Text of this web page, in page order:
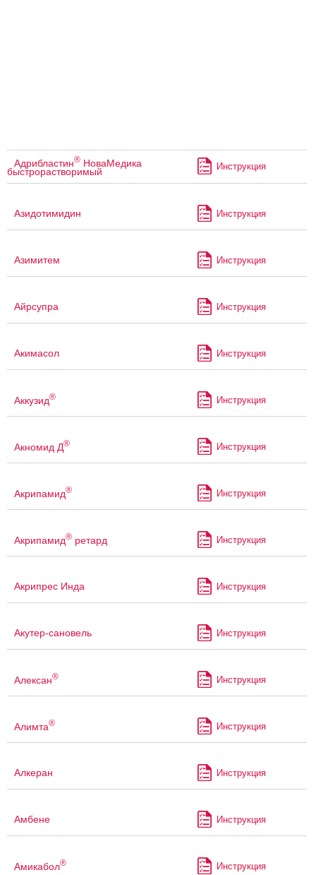
Адрибластин® НоваМедика
быстрорастворимый Инструкция
Азидотимидин Инструкция
Азимитем Инструкция
Айрсупра Инструкция
Акимасол Инструкция
Аккузид® Инструкция
Акномид Д® Инструкция
Акрипамид® Инструкция
Акрипамид® ретард Инструкция
Акрипрес Инда Инструкция
Акутер-сановель Инструкция
Алексан® Инструкция
Алимта® Инструкция
Алкеран Инструкция
Амбене Инструкция
Амикабол® Инструкция